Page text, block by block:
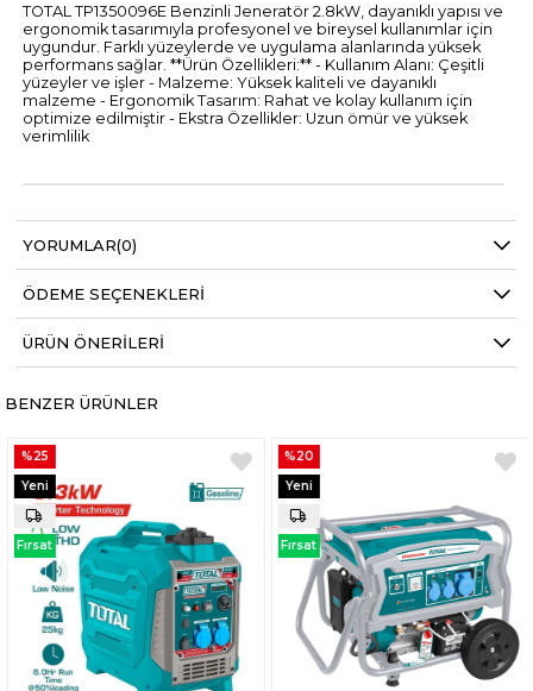
TOTAL TP1350096E Benzinli Jeneratör 2.8kW, dayanıklı yapısı ve
ergonomik tasarımıyla profesyonel ve bireysel kullanımlar için
uygundur. Farklı yüzeylerde ve uygulama alanlarında yüksek
performans sağlar. **Ürün Özellikleri:** - Kullanım Alanı: Çeşitli
yüzeyler ve işler - Malzeme: Yüksek kaliteli ve dayanıklı
malzeme - Ergonomik Tasarım: Rahat ve kolay kullanım için
optimize edilmiştir - Ekstra Özellikler: Uzun ömür ve yüksek
verimlilik
YORUMLAR(0)
ÖDEME SEÇENEKLERI
ÜRÜN ÖNERILERI
BENZER ÜRÜNLER
%25
Yeni
Ürün
Fırsat
Ürünü
%20
Yeni
Ürün
Fırsat
Ürünü